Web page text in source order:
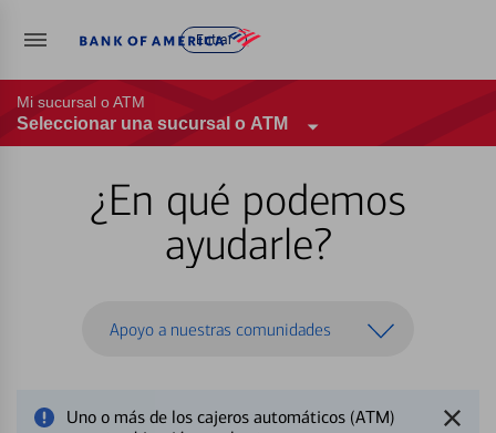
Entrar
Mi sucursal o ATM
Seleccionar una sucursal o ATM
¿En qué podemos
ayudarle?
Apoyo a nuestras comunidades
Uno o más de los cajeros automáticos (ATM)